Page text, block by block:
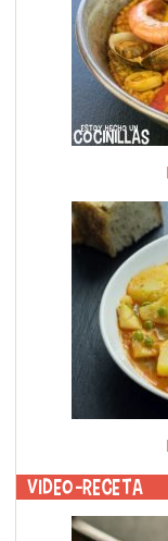
Video-receta